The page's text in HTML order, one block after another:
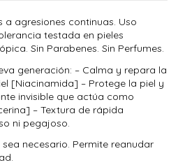
agresiones continuas. Uso
testada en pieles
Sin Parabenes. Sin Perfumes.
generación: – Calma y repara la
[Niacinamida] – Protege la piel y
invisible que actúa como
– Textura de rápida
ni pegajoso.
necesario. Permite reanudar